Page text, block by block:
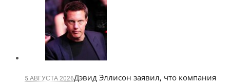
5 АВГУСТА 2026Дэвид Эллисон заявил, что компания